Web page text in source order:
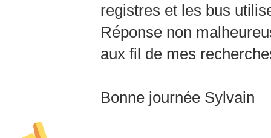
registres et les bus
Réponse non
aux fil de mes
Bonne journée Sylvain